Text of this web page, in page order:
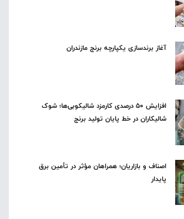
آغاز برندسازی یکپارچه برنج مازندران
افزایش ۵۰ درصدی کارمزد شالیکوبی‌ها؛ شوک
شالیکاران در خط پایان تولید برنج
اصناف و بازاریان؛ همراهان مؤثر در تأمین برق
پایدار